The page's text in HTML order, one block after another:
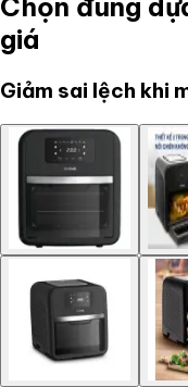
Chọn đúng
giá
Giảm sai lệch khi